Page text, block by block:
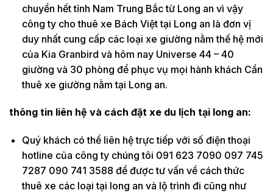
chuyển hết tỉnh Nam Trung Bắc từ Long an vì vậy
công ty cho thuê xe Bách Việt tại Long an là đơn vị
duy nhất cung cấp các loại xe giường nằm thế hệ mới
của Kia Granbird và hôm nay Universe 44 – 40
giường và 30 phòng để phục vụ mọi hành khách Cần
thuê xe giường nằm tại Long an.
thông tin liên hệ và cách đặt xe du lịch tại long an:
Quý khách có thể liên hệ trực tiếp với số điện thoại
hotline của công ty chúng tôi 091 623 7090 097 745
7287 090 741 3588 để được tư vấn về cách thức
thuê xe các loại tại long an và lộ trình đi cũng như